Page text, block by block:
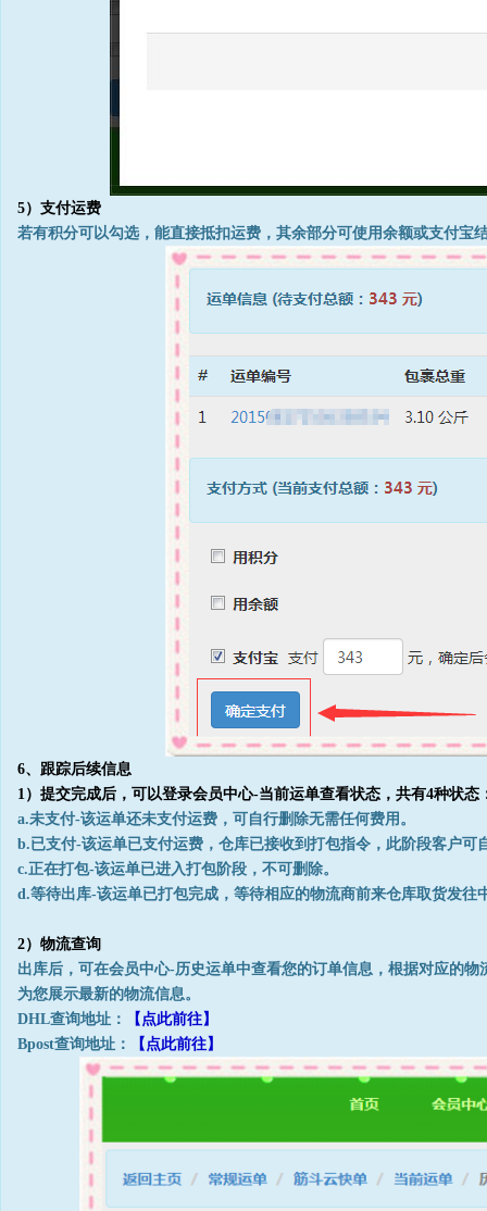
5）支付运费
若有积分可以勾选，能直接抵扣运费，其余部分可使用余额或支付
6、跟踪后续信息
1）提交完成后，可以登录会员中心-当前运单查看状态，共有4种状态
a.未支付-该运单还未支付运费，可自行删除无需任何费用。
b.已支付-该运单已支付运费，仓库已接收到打包指令，此阶段客户可
c.正在打包-该运单已进入打包阶段，不可删除。
d.等待出库-该运单已打包完成，等待相应的物流商前来仓库取货发往
2）物流查询
出库后，可在会员中心-历史运单中查看您的订单信息，根据对应的
为您展示最新的物流信息。
DHL查询地址：
【点此前往】
Bpost查询地址：
【点此前往】